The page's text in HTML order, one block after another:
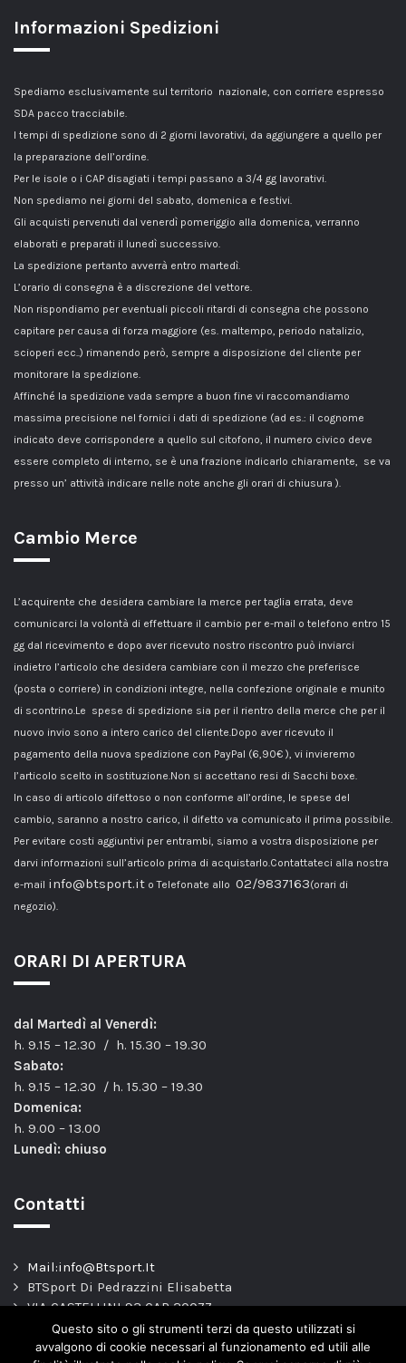
Informazioni Spedizioni
Spediamo esclusivamente sul territorio nazionale, con corriere espresso
SDA pacco tracciabile.
I tempi di spedizione sono di 2 giorni lavorativi, da aggiungere a quello per
la preparazione dell’ordine.
Per le isole o i CAP disagiati i tempi passano a 3/4 gg lavorativi.
Non spediamo nei giorni del sabato, domenica e festivi.
Gli acquisti pervenuti dal venerdì pomeriggio alla domenica, verranno
elaborati e preparati il lunedì successivo.
La spedizione pertanto avverrà entro martedì.
L’orario di consegna è a discrezione del vettore.
Non rispondiamo per eventuali piccoli ritardi di consegna che possono
capitare per causa di forza maggiore (es. maltempo, periodo natalizio,
scioperi ecc..) rimanendo però, sempre a disposizione del cliente per
monitorare la spedizione.
Affinché la spedizione vada sempre a buon fine vi raccomandiamo
massima precisione nel fornici i dati di spedizione (ad es.: il cognome
indicato deve corrispondere a quello sul citofono, il numero civico deve
essere completo di interno, se è una frazione indicarlo chiaramente, se va
presso un’ attività indicare nelle note anche gli orari di chiusura ).
Cambio Merce
L’acquirente che desidera cambiare la merce per taglia errata, deve
comunicarci la volontà di effettuare il cambio per e-mail o telefono entro 15
gg dal ricevimento e dopo aver ricevuto nostro riscontro può inviarci
indietro l’articolo che desidera cambiare con il mezzo che preferisce
(posta o corriere) in condizioni integre, nella confezione originale e munito
di scontrino.Le spese di spedizione sia per il rientro della merce che per il
nuovo invio sono a intero carico del cliente.Dopo aver ricevuto il
pagamento della nuova spedizione con PayPal (6,90€ ), vi invieremo
l’articolo scelto in sostituzione.Non si accettano resi di Sacchi boxe.
In caso di articolo difettoso o non conforme all’ordine, le spese del
cambio, saranno a nostro carico, il difetto va comunicato il prima possibile.
Per evitare costi aggiuntivi per entrambi, siamo a vostra disposizione per
darvi informazioni sull’articolo prima di acquistarlo.Contattateci alla nostra
e-mail info@btsport.it o Telefonate allo 02/9837163(orari di
negozio).
ORARI DI APERTURA
dal Martedì al Venerdì:
h. 9.15 – 12.30 / h. 15.30 – 19.30
Sabato:
h. 9.15 – 12.30 / h. 15.30 – 19.30
Domenica:
h. 9.00 – 13.00
Lunedì: chiuso
Contatti
Mail:info@Btsport.It
BTSport Di Pedrazzini Elisabetta
VIA CASTELLINI 93 CAP 20077
Melegnano – MI –
TEL: 02.9837163
Questo sito o gli strumenti terzi da questo utilizzati si
avvalgono di cookie necessari al funzionamento ed utili alle